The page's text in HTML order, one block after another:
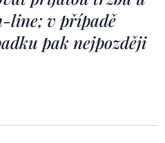
line; v případě
pak nejpozději